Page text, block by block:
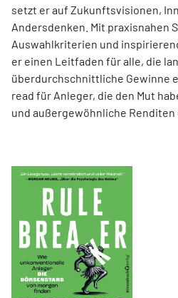
setzt er auf Zukunftsvisionen,
Andersdenken. Mit praxisnahen
Auswahlkriterien und
er einen Leit­faden für alle, die
überdurchschnittliche Gewinne
read für Anleger, die den Mut
und außergewöhnliche Renditen